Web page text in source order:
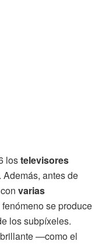
lostelevisores
Además, antes de
con varias
fenómeno se produce
los subpíxeles.
—como el